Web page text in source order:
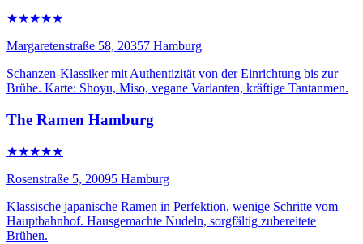
★★★★★
Margaretenstraße 58, 20357 Hamburg
Schanzen-Klassiker mit Authentizität von der Einrichtung bis zur
Brühe. Karte: Shoyu, Miso, vegane Varianten, kräftige Tantanmen.
The Ramen Hamburg
★★★★★
Rosenstraße 5, 20095 Hamburg
Klassische japanische Ramen in Perfektion, wenige Schritte vom
Hauptbahnhof. Hausgemachte Nudeln, sorgfältig zubereitete
Brühen.